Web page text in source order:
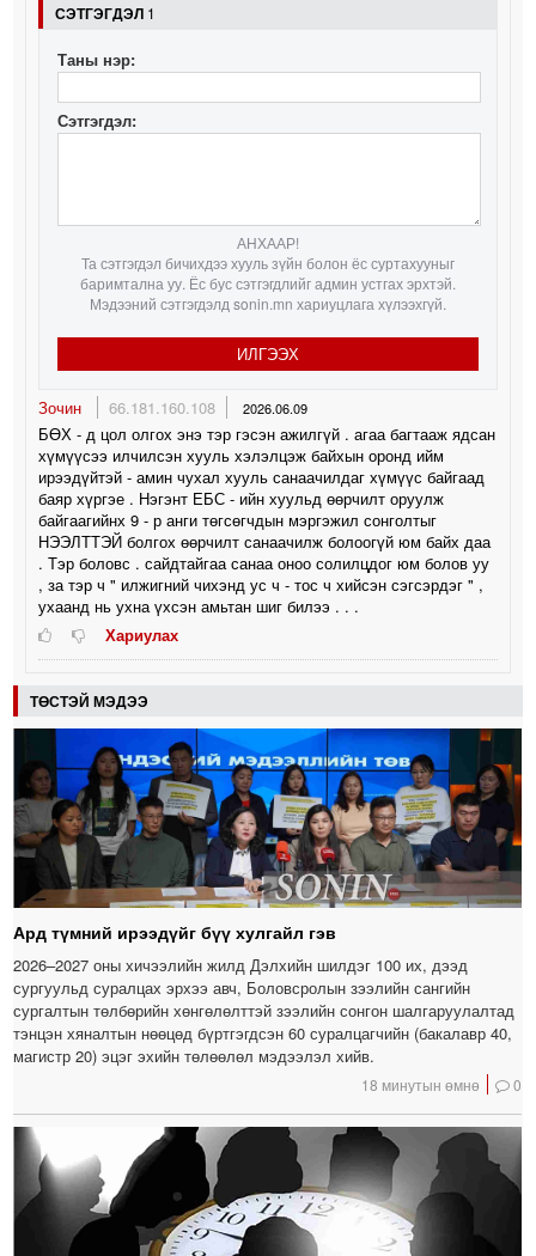
СЭТГЭГДЭЛ 1
Таны нэр:
Сэтгэгдэл:
АНХААР!
Та сэтгэгдэл бичихдээ хууль зүйн болон ёс суртахууныг
баримтална уу. Ёс бус сэтгэгдлийг админ устгах эрхтэй.
Мэдээний сэтгэгдэлд sonin.mn хариуцлага хүлээхгүй.
ИЛГЭЭХ
Зочин 66.181.160.108 2026.06.09
БӨХ - д цол олгох энэ тэр гэсэн ажилгүй . агаа багтааж ядсан
хүмүүсээ илчилсэн хууль хэлэлцэж байхын оронд ийм
ирээдүйтэй - амин чухал хууль санаачилдаг хүмүүс байгаад
баяр хүргэе . Нэгэнт ЕБС - ийн хуульд өөрчилт оруулж
байгаагийнх 9 - р анги төгсөгчдын мэргэжил сонголтыг
НЭЭЛТТЭЙ болгох өөрчилт санаачилж болоогүй юм байх даа
. Тэр боловс . сайдтайгаа санаа оноо солилцдог юм болов уу
, за тэр ч " илжигний чихэнд ус ч - тос ч хийсэн сэгсэрдэг " ,
ухаанд нь ухна үхсэн амьтан шиг билээ . . .
Хариулах
ТӨСТЭЙ МЭДЭЭ
Ард түмний ирээдүйг бүү хулгайл гэв
2026–2027 оны хичээлийн жилд Дэлхийн шилдэг 100 их, дээд
сургуульд суралцах эрхээ авч, Боловсролын зээлийн сангийн
сургалтын төлбөрийн хөнгөлөлттэй зээлийн сонгон шалгаруулалтад
тэнцэн хяналтын нөөцөд бүртгэгдсэн 60 суралцагчийн (бакалавр 40,
магистр 20) эцэг эхийн төлөөлөл мэдээлэл хийв.
18 минутын өмнө 0